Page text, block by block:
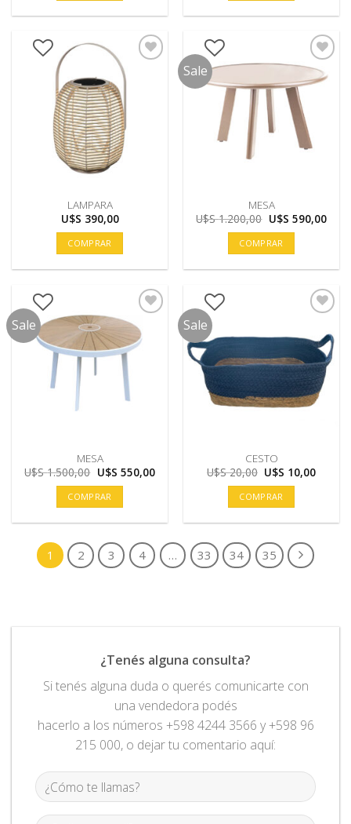
LAMPARA
U$S 390,00
COMPRAR
Sale
MESA
U$S1.200,00 El
precio
original
era:
U$S
1.200,00.
U$S 590,00El
COMPRAR
Sale
MESA
U$S1.500,00 El
precio
original
era:
U$S
1.500,00.
U$S 550,00El
550,00.
COMPRAR
Sale
CESTO
U$S20,00 El
precio
original
era:
U$S
20,00.
U$S 10,00El
10,00.
COMPRAR
1 2 3 4 … 33 34 35
¿Tenés alguna consulta?
Si tenés alguna duda o querés comunicarte con
una vendedora podés
hacerlo a los números +598 4244 3566 y +598 96
215 000, o dejar tu comentario aquí: